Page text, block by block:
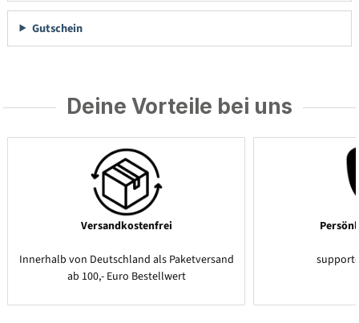
Gutschein
Deine Vorteile bei uns
Versandkostenfrei
Innerhalb von Deutschland als Paketversand
ab 100,- Euro Bestellwert